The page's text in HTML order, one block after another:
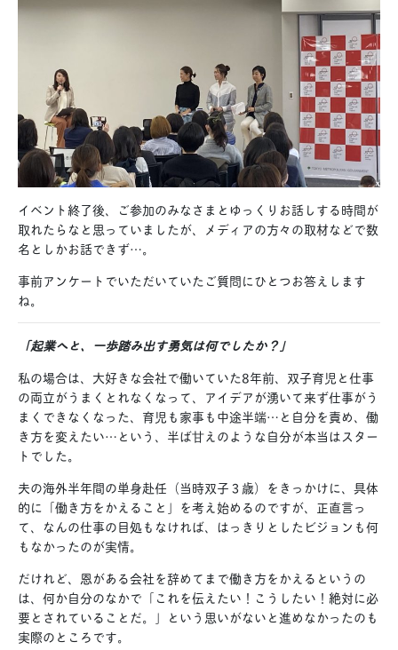
イベント終了後、ご参加のみなさまとゆっくりお話しする時間が
取れたらなと思っていましたが、メディアの方々の取材などで数
名としかお話できず…。
事前アンケートでいただいていたご質問にひとつお答えします
ね。
「起業へと、一歩踏み出す勇気は何でしたか？」
私の場合は、大好きな会社で働いていた8年前、双子育児と仕事
の両立がうまくとれなくなって、アイデアが湧いて来ず仕事がう
まくできなくなった、育児も家事も中途半端…と自分を責め、働
き方を変えたい…という、半ば甘えのような自分が本当はスター
トでした。
夫の海外半年間の単身赴任（当時双子３歳）をきっかけに、具体
的に「働き方をかえること」を考え始めるのですが、正直言っ
て、なんの仕事の目処もなければ、はっきりとしたビジョンも何
もなかったのが実情。
だけれど、恩がある会社を辞めてまで働き方をかえるというの
は、何か自分のなかで「これを伝えたい！こうしたい！絶対に必
要とされていることだ。」という思いがないと進めなかったのも
実際のところです。